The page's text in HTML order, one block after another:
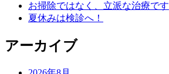
お掃除ではなく、立派な治療です
夏休みは検診へ！
アーカイブ